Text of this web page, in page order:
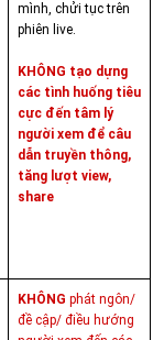
mình, chửi tục trên
phiên live.
KHÔNG tạo dựng
các tình huống tiêu
cực đến tâm lý
người xem để câu
dẫn truyền thông,
tăng lượt view,
share
KHÔNG phát ngôn/
đề cập/ điều hướng